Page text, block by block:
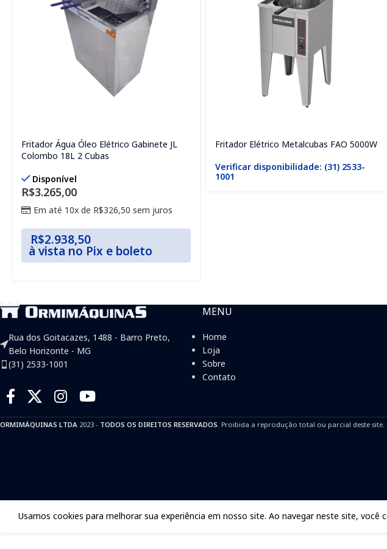
Fritador Água Óleo Elétrico Gabinete JL
Colombo 18L 2 Cubas
Disponível
R$3.265,00
Em até 10x de R$326,50 sem juros
R$2.938,50
à vista no Pix e boleto
Fritador Elétrico Metalcubas FAO 5000W
Verificar disponibilidade: (31) 2533-
1001
Rua dos Goitacazes, 1488 - Barro Preto,
Belo Horizonte - MG
(31) 2533-1001
MENU
Home
Loja
Sobre
Contato
ORMIMÁQUINAS LTDA 2023 - TODOS OS DIREITOS RESERVADOS. Proibida a reprodução total ou parcial deste site.
Usamos cookies para melhorar sua experiência em nosso site. Ao navegar neste site, você